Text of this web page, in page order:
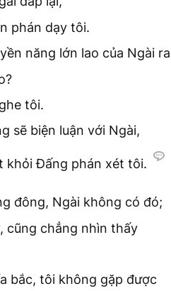
phán dạy tôi.
năng lớn lao của Ngài ra
tôi.
sẽ biện luận với Ngài,
khỏi Đấng phán xét tôi.
đông, Ngài không có đó;
cũng chẳng nhìn thấy
bắc, tôi không gặp được